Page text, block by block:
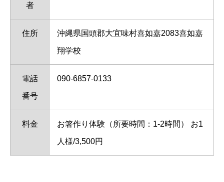
者
住所 沖縄県国頭郡大宜味村喜如嘉2083喜如嘉
翔学校
電話
番号
090-6857-0133
料金 お箸作り体験（所要時間：1‐2時間） お1
人様/3,500円